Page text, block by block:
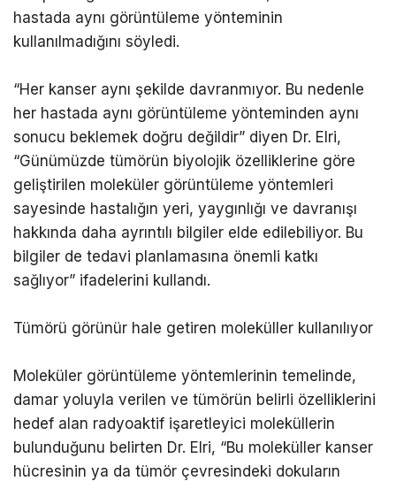
hastada aynı görüntüleme yönteminin
kullanılmadığını söyledi.
“Her kanser aynı şekilde davranmıyor. Bu nedenle
her hastada aynı görüntüleme yönteminden aynı
sonucu beklemek doğru değildir” diyen Dr. Elri,
“Günümüzde tümörün biyolojik özelliklerine göre
geliştirilen moleküler görüntüleme yöntemleri
sayesinde hastalığın yeri, yaygınlığı ve davranışı
hakkında daha ayrıntılı bilgiler elde edilebiliyor. Bu
bilgiler de tedavi planlamasına önemli katkı
sağlıyor” ifadelerini kullandı.
Tümörü görünür hale getiren moleküller kullanılıyor
Moleküler görüntüleme yöntemlerinin temelinde,
damar yoluyla verilen ve tümörün belirli özelliklerini
hedef alan radyoaktif işaretleyici moleküllerin
bulunduğunu belirten Dr. Elri, “Bu moleküller kanser
hücresinin ya da tümör çevresindeki dokuların